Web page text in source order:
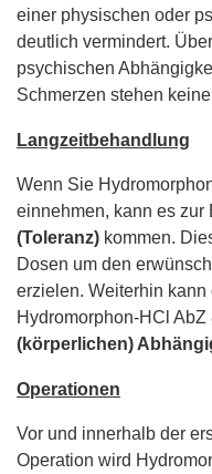
einer physischen oder
deutlich vermindert.
psychischen
Schmerzen stehen
Langzeitbehandlung
Wenn Sie
einnehmen, kann es
(Toleranz) kommen.
Dosen um den
erzielen. Weiterhin
Hydromorphon-HCl
(körperlichen)
Operationen
Vor und innerhalb der
Operation wird